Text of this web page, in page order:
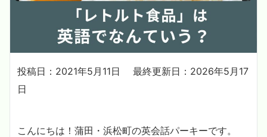
投稿日：2021年5月11日
最終更新日：2026年5月17
日
こんにちは！蒲田・浜松町の英会話パーキーです。